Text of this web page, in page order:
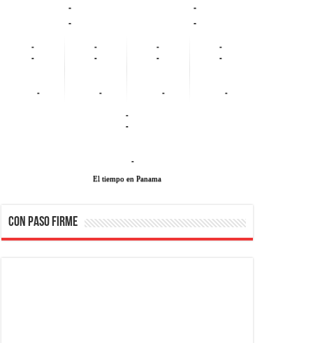
-
-
-
-
-
-
-
-
-
-
-
-
-
-
-
-
-
-
-
El tiempo en Panama
CON PASO FIRME